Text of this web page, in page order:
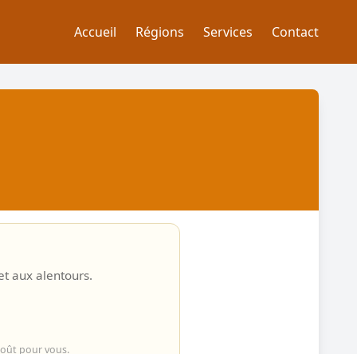
Accueil Régions Services Contact
aux alentours.
pour vous.